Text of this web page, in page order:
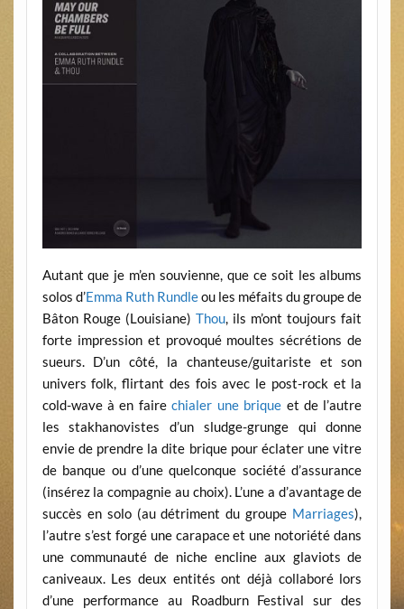
Autant que je m’en souvienne, que ce soit les albums
solos d’Emma Ruth Rundleou les méfaits du groupe de
Bâton Rouge (Louisiane) Thou, ils m’ont toujours fait
forte impression et provoqué moultes sécrétions de
sueurs. D’un côté, la chanteuse/guitariste et son
univers folk, flirtant des fois avec le post-rock et la
cold-wave à en fairechialer une brique et de l’autre
les stakhanovistes d’un sludge-grunge qui donne
envie de prendre la dite brique pour éclater une vitre
de banque ou d’une quelconque société d’assurance
(insérez la compagnie au choix). L’une a d’avantage de
succès en solo (au détriment du groupe Marriages),
l’autre s’est forgé une carapace et une notoriété dans
une communauté de niche encline aux glaviots de
caniveaux. Les deux entités ont déjà collaboré lors
d’une performance au Roadburn Festival sur des